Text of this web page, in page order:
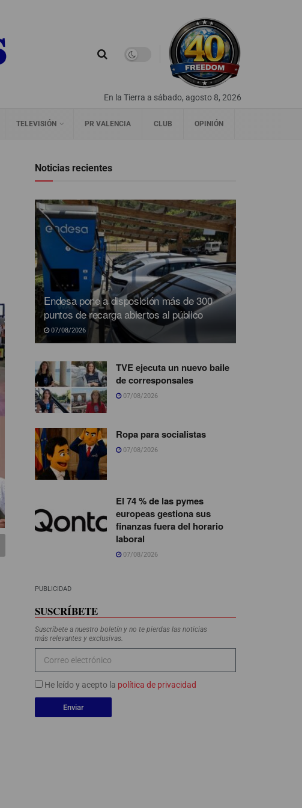
En la Tierra a sábado, agosto 8, 2026
TELEVISIÓN PR VALENCIA CLUB OPINIÓN
Noticias recientes
Endesa pone a disposición más de 300
puntos de recarga abiertos al público
07/08/2026
TVE ejecuta un nuevo baile
de corresponsales
07/08/2026
Ropa para socialistas
07/08/2026
El 74 % de las pymes
europeas gestiona sus
finanzas fuera del horario
laboral
07/08/2026
PUBLICIDAD
SUSCRÍBETE
Suscríbete a nuestro boletín y no te pierdas las noticias
más relevantes y exclusivas.
He leído y acepto la política de privacidad
Enviar